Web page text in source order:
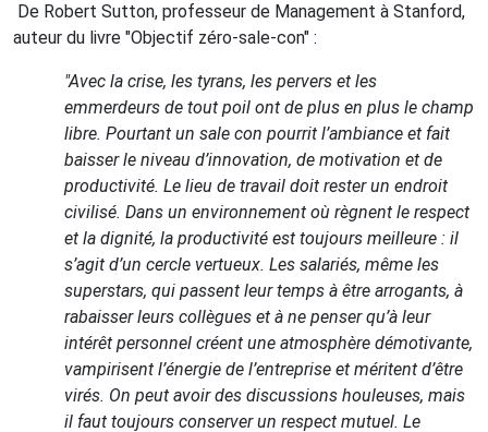
De Robert Sutton, professeur de Management à Stanford,
auteur du livre "Objectif zéro-sale-con" :
"Avec la crise, les tyrans, les pervers et les
emmerdeurs de tout poil ont de plus en plus le champ
libre. Pourtant un sale con pourrit l’ambiance et fait
baisser le niveau d’innovation, de motivation et de
productivité. Le lieu de travail doit rester un endroit
civilisé. Dans un environnement où règnent le respect
et la dignité, la productivité est toujours meilleure : il
s’agit d’un cercle vertueux. Les salariés, même les
superstars, qui passent leur temps à être arrogants, à
rabaisser leurs collègues et à ne penser qu’à leur
intérêt personnel créent une atmosphère démotivante,
vampirisent l’énergie de l’entreprise et méritent d’être
virés. On peut avoir des discussions houleuses, mais
il faut toujours conserver un respect mutuel. Le